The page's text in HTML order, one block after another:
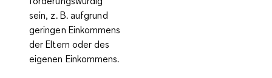
sein, z. B. aufgrund
geringen Einkommens
der Eltern oder des
eigenen Einkommens.